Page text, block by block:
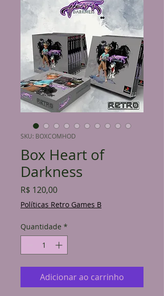
SKU: BOXCOMHOD
Box Heart of
Darkness
R$ 120,00Preço
Políticas Retro Games B
Quantidade *
Adicionar ao carrinho